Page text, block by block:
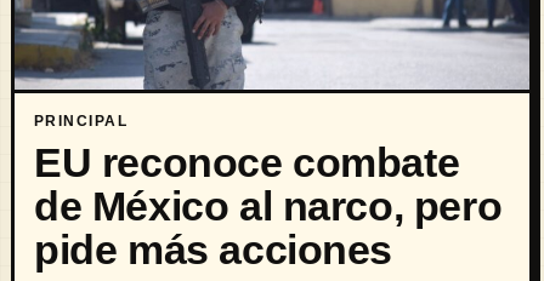
PRINCIPAL
EU reconoce combate
de México al narco, pero
pide más acciones